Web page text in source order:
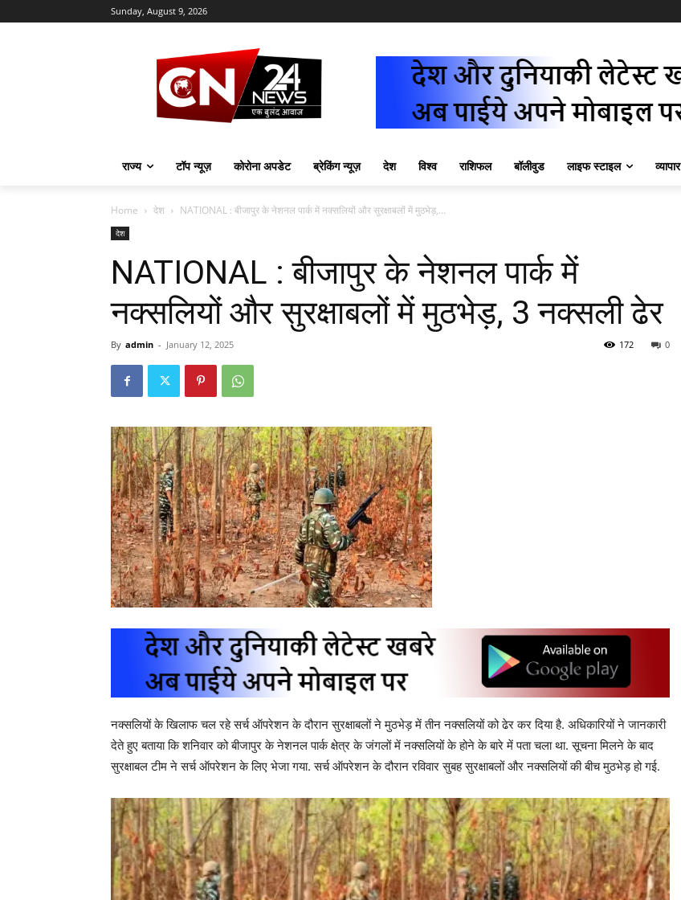
Sunday, August 9, 2026
राज्य टॉप न्यूज़ कोरोना अपडेट ब्रेकिंग न्यूज़ देश विश्व राशिफल बॉलीवुड लाइफ स्टाइल व्यापार
Home देश NATIONAL : बीजापुर के नेशनल पार्क में नक्सलियों और सुरक्षाबलों में मुठभेड़,...
देश
NATIONAL : बीजापुर के नेशनल पार्क में
नक्सलियों और सुरक्षाबलों में मुठभेड़, 3 नक्सली ढेर
By admin - January 12, 2025 0
172
नक्सलियों के खिलाफ चल रहे सर्च ऑपरेशन के दौरान सुरक्षाबलों ने मुठभेड़ में तीन नक्सलियों को ढेर कर दिया है. अधिकारियों ने जानकारी
देते हुए बताया कि शनिवार को बीजापुर के नेशनल पार्क क्षेत्र के जंगलों में नक्सलियों के होने के बारे में पता चला था. सूचना मिलने के बाद
सुरक्षाबल टीम ने सर्च ऑपरेशन के लिए भेजा गया. सर्च ऑपरेशन के दौरान रविवार सुबह सुरक्षाबलों और नक्सलियों की बीच मुठभेड़ हो गई.